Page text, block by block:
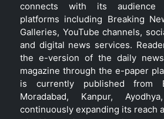
connects with its audience
platforms including Breaking
Galleries, YouTube channels,
and digital news services.
the e-version of the daily
magazine through the e-paper
is currently published from
Moradabad, Kanpur,
continuously expanding its reach